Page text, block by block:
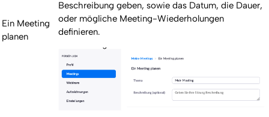
Ein Meeting
planen
Beschreibung geben, sowie das Datum, die Dauer,
oder mögliche Meeting-Wiederholungen
definieren.